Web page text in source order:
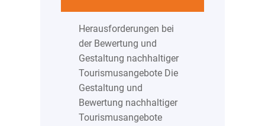
Herausforderungen bei
der Bewertung und
Gestaltung nachhaltiger
Tourismusangebote Die
Gestaltung und
Bewertung nachhaltiger
Tourismusangebote